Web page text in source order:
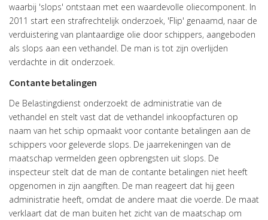
waarbij 'slops' ontstaan met een waardevolle oliecomponent. In
2011 start een strafrechtelijk onderzoek, 'Flip' genaamd, naar de
verduistering van plantaardige olie door schippers, aangeboden
als slops aan een vethandel. De man is tot zijn overlijden
verdachte in dit onderzoek.
Contante betalingen
De Belastingdienst onderzoekt de administratie van de
vethandel en stelt vast dat de vethandel inkoopfacturen op
naam van het schip opmaakt voor contante betalingen aan de
schippers voor geleverde slops. De jaarrekeningen van de
maatschap vermelden geen opbrengsten uit slops. De
inspecteur stelt dat de man de contante betalingen niet heeft
opgenomen in zijn aangiften. De man reageert dat hij geen
administratie heeft, omdat de andere maat die voerde. De maat
verklaart dat de man buiten het zicht van de maatschap om